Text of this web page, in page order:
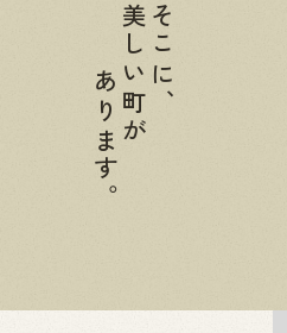
そこに、
美しい町が
あります。